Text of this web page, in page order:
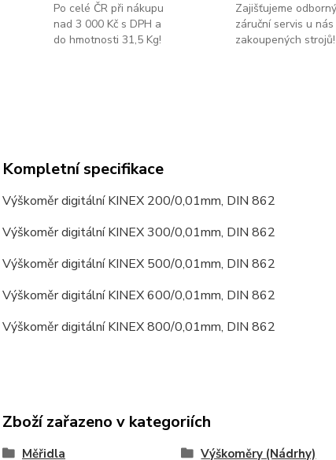
Po celé ČR při nákupu
nad 3 000 Kč s DPH a
do hmotnosti 31,5 Kg!
Zajišťujeme odborný
záruční servis u nás
zakoupených strojů!
Kompletní specifikace
Výškoměr digitální KINEX 200/0,01mm, DIN 862
Výškoměr digitální KINEX 300/0,01mm, DIN 862
Výškoměr digitální KINEX 500/0,01mm, DIN 862
Výškoměr digitální KINEX 600/0,01mm, DIN 862
Výškoměr digitální KINEX 800/0,01mm, DIN 862
Zboží zařazeno v kategoriích
Měřidla Výškoměry (Nádrhy)